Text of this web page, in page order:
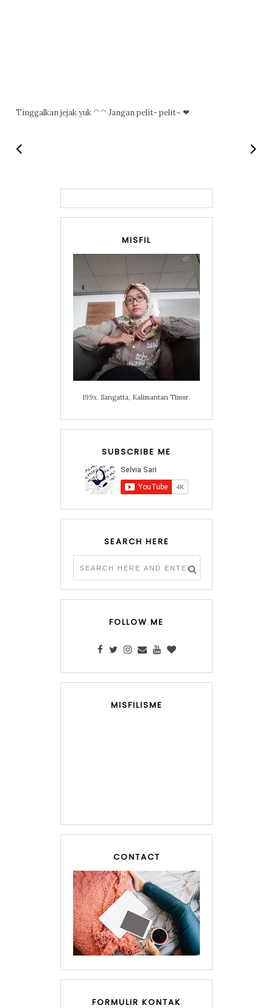
Tinggalkan jejak yuk ^^ Jangan pelit- pelit~ ❤
MISFIL
199x. Sangatta, Kalimantan Timur.
SUBSCRIBE ME
SEARCH HERE
FOLLOW ME
MISFILISME
CONTACT
FORMULIR KONTAK